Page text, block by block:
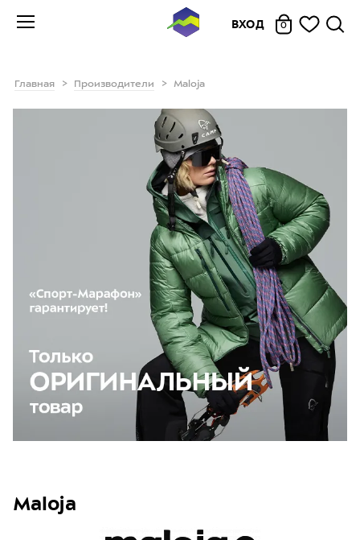
ВХОД 0
Главная Производители Maloja
Maloja